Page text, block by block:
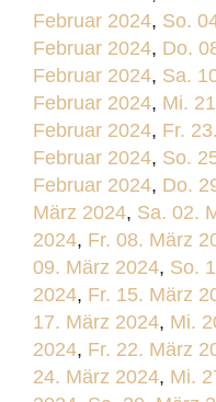
Februar 2024, So.
Februar 2024, Do.
Februar 2024, Sa.
Februar 2024, Mi.
Februar 2024, Fr.
Februar 2024, So.
Februar 2024, Do.
März 2024, Sa. 02.
2024, Fr. 08. März
09. März 2024, So.
2024, Fr. 15. März
17. März 2024, Mi.
2024, Fr. 22. März
24. März 2024, Mi.